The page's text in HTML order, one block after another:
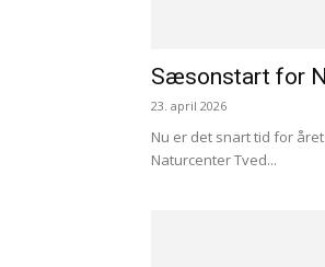
Sæsonstart for
23. april 2026
Nu er det snart tid for
Naturcenter Tved...